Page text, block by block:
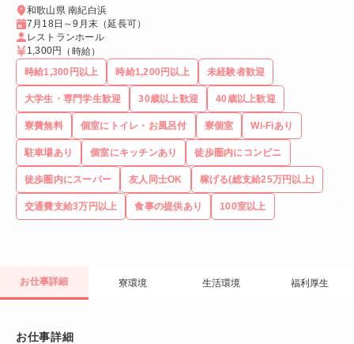
和歌山県 南紀白浜
7月18日～9月末（延長可）
レストランホール
1,300円
（時給）
時給1,300円以上
時給1,200円以上 未経験者歓迎
大学生・専門学生歓迎 30歳以上歓迎 40歳以上歓迎
寮費無料 個室にトイレ・お風呂付 寮個室 Wi-Fiあり
駐車場あり 個室にキッチンあり 徒歩圏内にコンビニ
徒歩圏内にスーパー 友人同士OK 稼げる(総支給25万円以上)
交通費支給3万円以上 食事の提供あり 100室以上
お仕事詳細 寮環境 生活環境 福利厚生
お仕事詳細